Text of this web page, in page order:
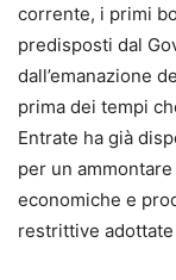
corrente, i primi
predisposti dal
dall’emanazione
prima dei tempi
Entrate ha già
per un
economiche e
restrittive